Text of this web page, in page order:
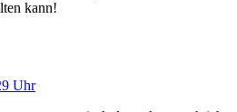
kann!
Uhr